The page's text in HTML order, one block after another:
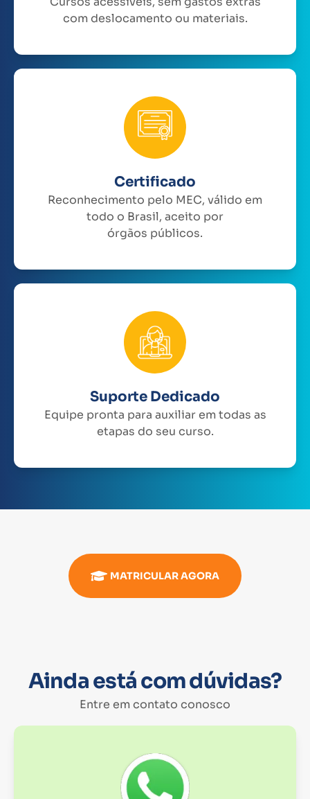
com deslocamento ou materiais.
Certificado
Reconhecimento pelo MEC, válido em
todo o Brasil, aceito por
órgãos públicos.
Suporte Dedicado
Equipe pronta para auxiliar em todas as
etapas do seu curso.
MATRICULAR AGORA
Ainda está com dúvidas?
Entre em contato conosco